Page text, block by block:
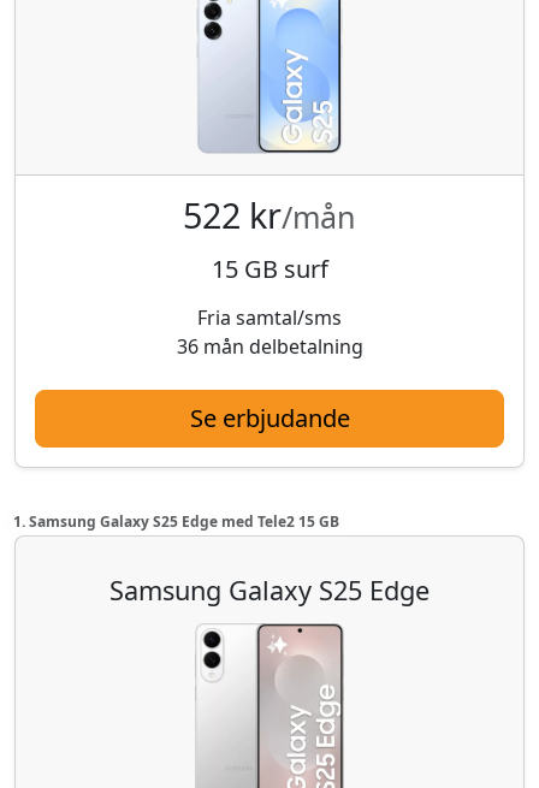
522 kr/mån
15 GB surf
Fria samtal/sms
36 mån delbetalning
Se erbjudande
1. Samsung Galaxy S25 Edge med Tele2 15 GB
Samsung Galaxy S25 Edge